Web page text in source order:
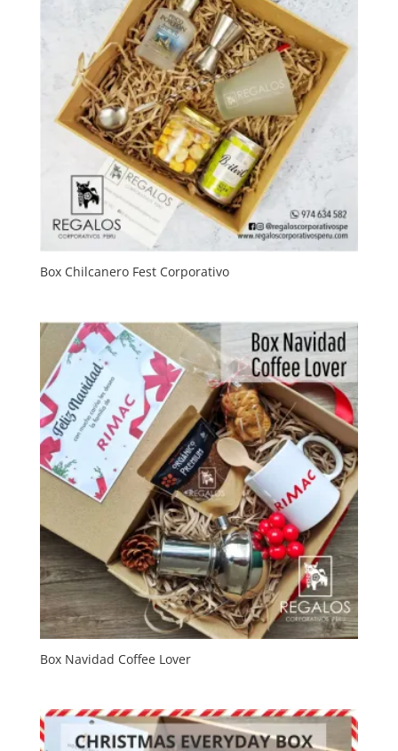
Box Chilcanero Fest Corporativo
Box Navidad Coffee Lover